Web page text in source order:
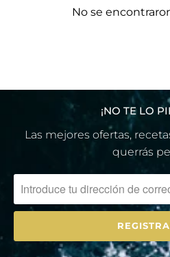
No se
¡NO TE LO
Las mejores ofertas,
querrás